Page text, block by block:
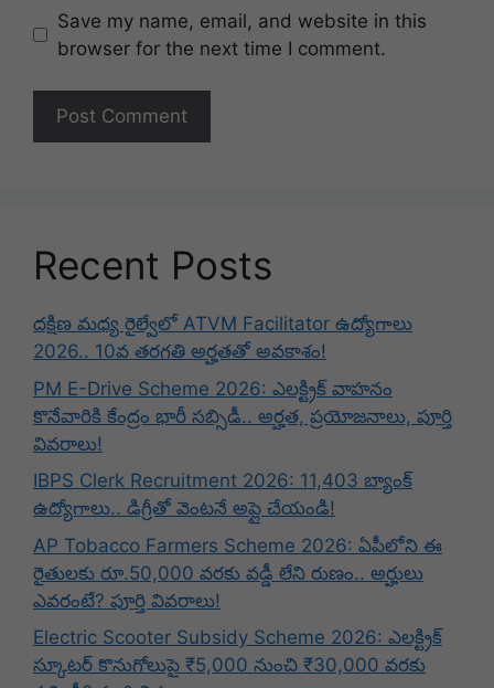
Save my name, email, and website in this
browser for the next time I comment.
Recent Posts
దక్షిణ మధ్య రైల్వేలో ATVM Facilitator ఉద్యోగాలు
2026.. 10వ తరగతి అర్హతతో అవకాశం!
PM E-Drive Scheme 2026: ఎలక్ట్రిక్ వాహనం
కొనేవారికి కేంద్రం భారీ సబ్సిడీ.. అర్హత, ప్రయోజనాలు, పూర్తి
వివరాలు!
IBPS Clerk Recruitment 2026: 11,403 బ్యాంక్
ఉద్యోగాలు.. డిగ్రీతో వెంటనే అప్లై చేయండి!
AP Tobacco Farmers Scheme 2026: ఏపీలోని ఈ
రైతులకు రూ.50,000 వరకు వడ్డీ లేని రుణం.. అర్హులు
ఎవరంటే? పూర్తి వివరాలు!
Electric Scooter Subsidy Scheme 2026: ఎలక్ట్రిక్
స్కూటర్ కొనుగోలుపై ₹5,000 నుంచి ₹30,000 వరకు